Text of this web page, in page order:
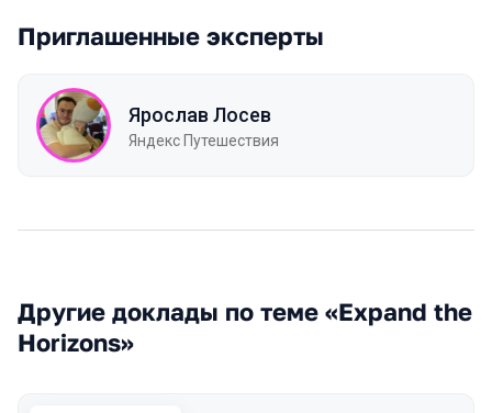
Приглашенные эксперты
Ярослав Лосев
Яндекс Путешествия
Другие доклады по теме «Expand the
Horizons»